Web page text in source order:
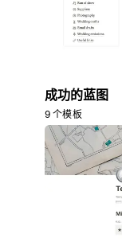
成功的蓝图
9 个模板